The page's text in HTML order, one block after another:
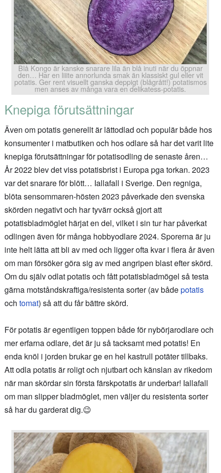
Blå Kongo är kanske snarare lila än blå inuti när du öppnar
den… Har en liiite annorlunda smak än klassiskt gul eller vit
potatis. Ger rent visuellt ganska deppigt (blågrått!) potatismos
men anses av många vara en delikatess-potatis.
Knepiga förutsättningar
Även om potatis generellt är lättodlad och populär både hos
konsumenter i matbutiken och hos odlare så har det varit lite
knepiga förutsättningar för potatisodling de senaste åren…
År 2022 blev det viss potatisbrist i Europa pga torkan. 2023
var det snarare för blött… Iallafall i Sverige. Den regniga,
blöta sensommaren-hösten 2023 påverkade den svenska
skörden negativt och har tyvärr också gjort att
potatisbladmöglet härjat en del, vilket i sin tur har påverkat
odlingen även för många hobbyodlare 2024. Sporerna är ju
inte helt lätta att bli av med och ligger ofta kvar i flera år även
om man försöker göra sig av med angripen blast efter skörd.
Om du själv odlat potatis och fått potatisbladmögel så testa
gärna motståndskraftiga/resistenta sorter (av bådepotatis
och tomat) så att du får bättre skörd.
För potatis är egentligen toppen både för nybörjarodlare och
mer erfarna odlare, det är ju så tacksamt med potatis! En
enda knöl i jorden brukar ge en hel kastrull potäter tillbaks.
Att odla potatis är roligt och njutbart och känslan av rikedom
när man skördar sin första färskpotatis är underbar! Iallafall
om man slipper bladmöglet, men väljer du resistenta sorter
så har du garderat dig.😉